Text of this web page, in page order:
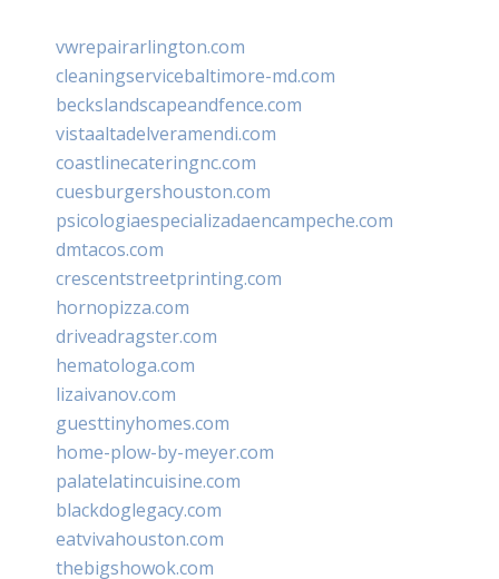
vwrepairarlington.com
cleaningservicebaltimore-md.com
beckslandscapeandfence.com
vistaaltadelveramendi.com
coastlinecateringnc.com
cuesburgershouston.com
psicologiaespecializadaencampeche.com
dmtacos.com
crescentstreetprinting.com
hornopizza.com
driveadragster.com
hematologa.com
lizaivanov.com
guesttinyhomes.com
home-plow-by-meyer.com
palatelatincuisine.com
blackdoglegacy.com
eatvivahouston.com
thebigshowok.com